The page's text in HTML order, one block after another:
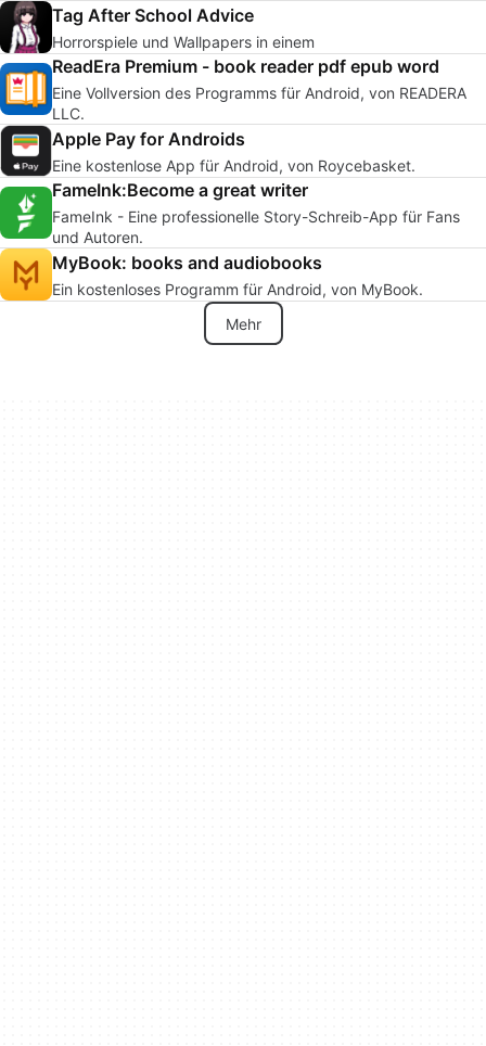
Tag After School Advice
Horrorspiele und Wallpapers in einem
ReadEra Premium - book reader pdf epub word
Eine Vollversion des Programms für Android, von READERA
LLC.
Apple Pay for Androids
Eine kostenlose App für Android, von Roycebasket.
FameInk:Become a great writer
FameInk - Eine professionelle Story-Schreib-App für Fans
und Autoren.
MyBook: books and audiobooks
Ein kostenloses Programm für Android, von MyBook.
Mehr